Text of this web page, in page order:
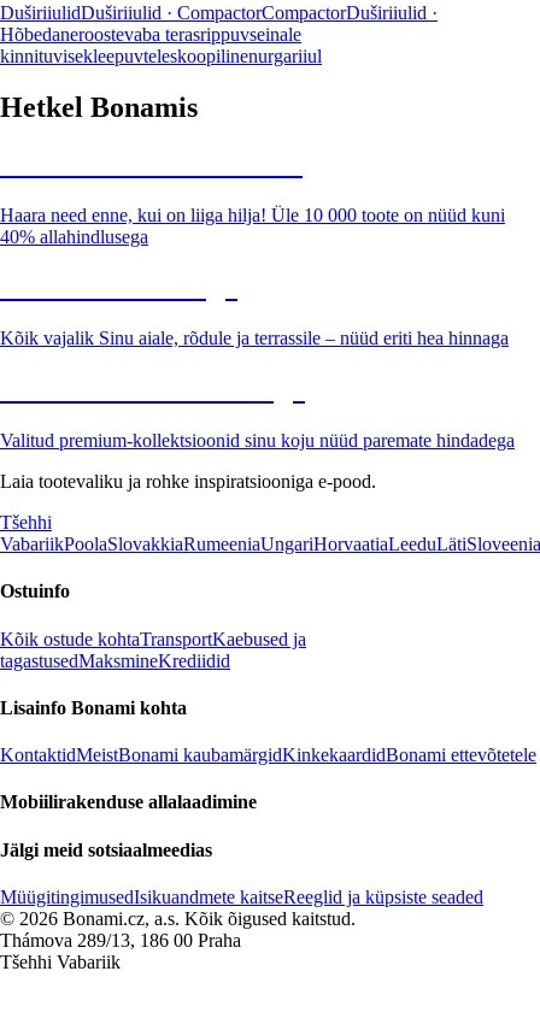
DuširiiulidDuširiiulid · CompactorCompactorDuširiiulid ·
Hõbedaneroostevaba terasrippuvseinale
kinnituvisekleepuvteleskoopilinenurgariiul
Hetkel Bonamis
Haara need enne, kui on liiga hilja! Üle 10 000 toote on nüüd kuni
40% allahindlusega
Kõik vajalik Sinu aiale, rõdule ja terrassile – nüüd eriti hea hinnaga
Valitud premium-kollektsioonid sinu koju nüüd paremate hindadega
Laia tootevaliku ja rohke inspiratsiooniga e-pood.
Tšehhi
VabariikPoolaSlovakkiaRumeeniaUngariHorvaatiaLeeduLätiSloveenia
Ostuinfo
Kõik ostude kohtaTransportKaebused ja
tagastusedMaksmineKrediidid
Lisainfo Bonami kohta
KontaktidMeistBonami kaubamärgidKinkekaardidBonami ettevõtetele
Mobiilirakenduse allalaadimine
Jälgi meid sotsiaalmeedias
MüügitingimusedIsikuandmete kaitseReeglid ja küpsiste seaded
© 2026 Bonami.cz, a.s. Kõik õigused kaitstud.
Thámova 289/13, 186 00 Praha
Tšehhi Vabariik